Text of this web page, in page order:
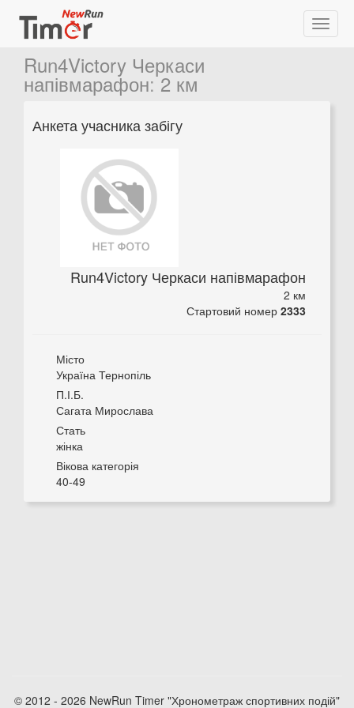
Run4Victory Черкаси
напівмарафон:2 км
Анкета учасника забігу
Run4Victory Черкаси напівмарафон
2 км
Стартовий номер 2333
Місто
Україна Тернопіль
П.І.Б.
Сагата Мирослава
Стать
жінка
Вікова категорія
40-49
© 2012 - 2026 NewRun Timer "Хронометраж спортивних подій"